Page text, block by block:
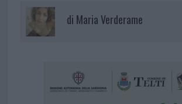
di Maria Verderame